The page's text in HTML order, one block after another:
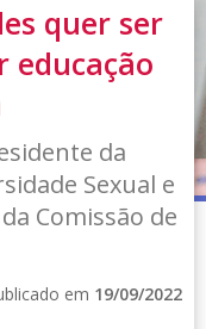
quer ser
educação
da
Sexual e
Comissão de
em 19/09/2022